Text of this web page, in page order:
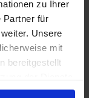
zu Ihrer
Partner für
Unsere
mit
bereitgestellt